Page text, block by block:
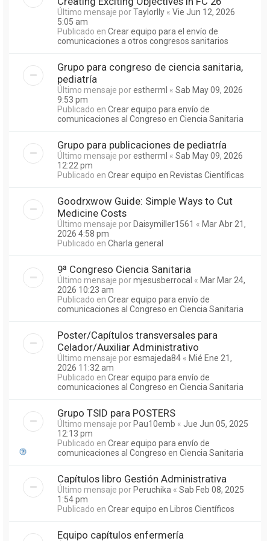
Último mensaje porTaylorlly « Vie Jun 12, 2026
5:05 am
Publicado en Crear equipo para el envío de
comunicaciones a otros congresos sanitarios
Grupo para congreso de ciencia sanitaria,
pediatría
Último mensaje porestherml « Sab May 09, 2026
9:53 pm
Publicado en Crear equipo para envío de
comunicaciones al Congreso en Ciencia Sanitaria
Grupo para publicaciones de pediatría
Último mensaje porestherml « Sab May 09, 2026
12:22 pm
Publicado en Crear equipo en Revistas Científicas
Goodrxwow Guide: Simple Ways to Cut
Medicine Costs
Último mensaje por Daisymiller1561 « Mar Abr 21,
2026 4:58 pm
Publicado en Charla general
9ª Congreso Ciencia Sanitaria
Último mensaje pormjesusberrocal « Mar Mar 24,
2026 10:23 am
Publicado en Crear equipo para envío de
comunicaciones al Congreso en Ciencia Sanitaria
Poster/Capítulos transversales para
Celador/Auxiliar Administrativo
Último mensaje poresmajeda84 « Mié Ene 21,
2026 11:32 am
Publicado en Crear equipo para envío de
comunicaciones al Congreso en Ciencia Sanitaria
Grupo TSID para POSTERS
Último mensaje por Pau10emb « Jue Jun 05, 2025
12:13 pm
Publicado en Crear equipo para envío de
comunicaciones al Congreso en Ciencia Sanitaria
Capítulos libro Gestión Administrativa
Último mensaje por Peruchika « Sab Feb 08, 2025
1:54 pm
Publicado en Crear equipo en Libros Científicos
Equipo capítulos enfermería